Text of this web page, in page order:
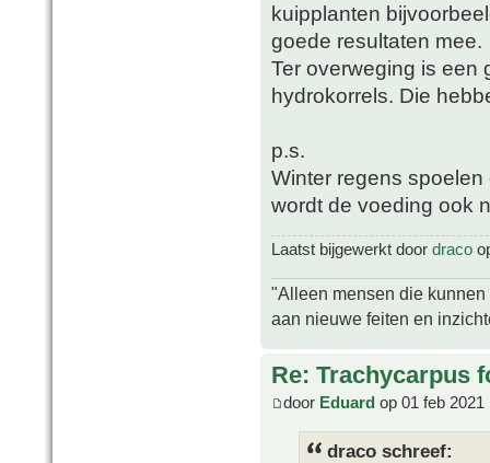
kuipplanten
goede resultaten mee.
Ter overweging is een
hydrokorrels. Die
p.s.
Winter regens
wordt de voeding ook
Laatst bijgewerkt door draco
"Alleen mensen die
aan nieuwe feiten en
Re: Trachycarpus
door Eduard op 01 feb 2021
draco schreef: